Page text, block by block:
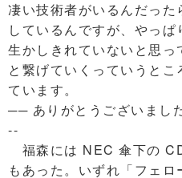
凄い技術者がいるんだっ
しているんですが、やっ
生かしきれていないと思
と繋げていくっていうと
ています。
── ありがとうございました
--
福森には NEC 傘下の
もあった。いずれ「フェ